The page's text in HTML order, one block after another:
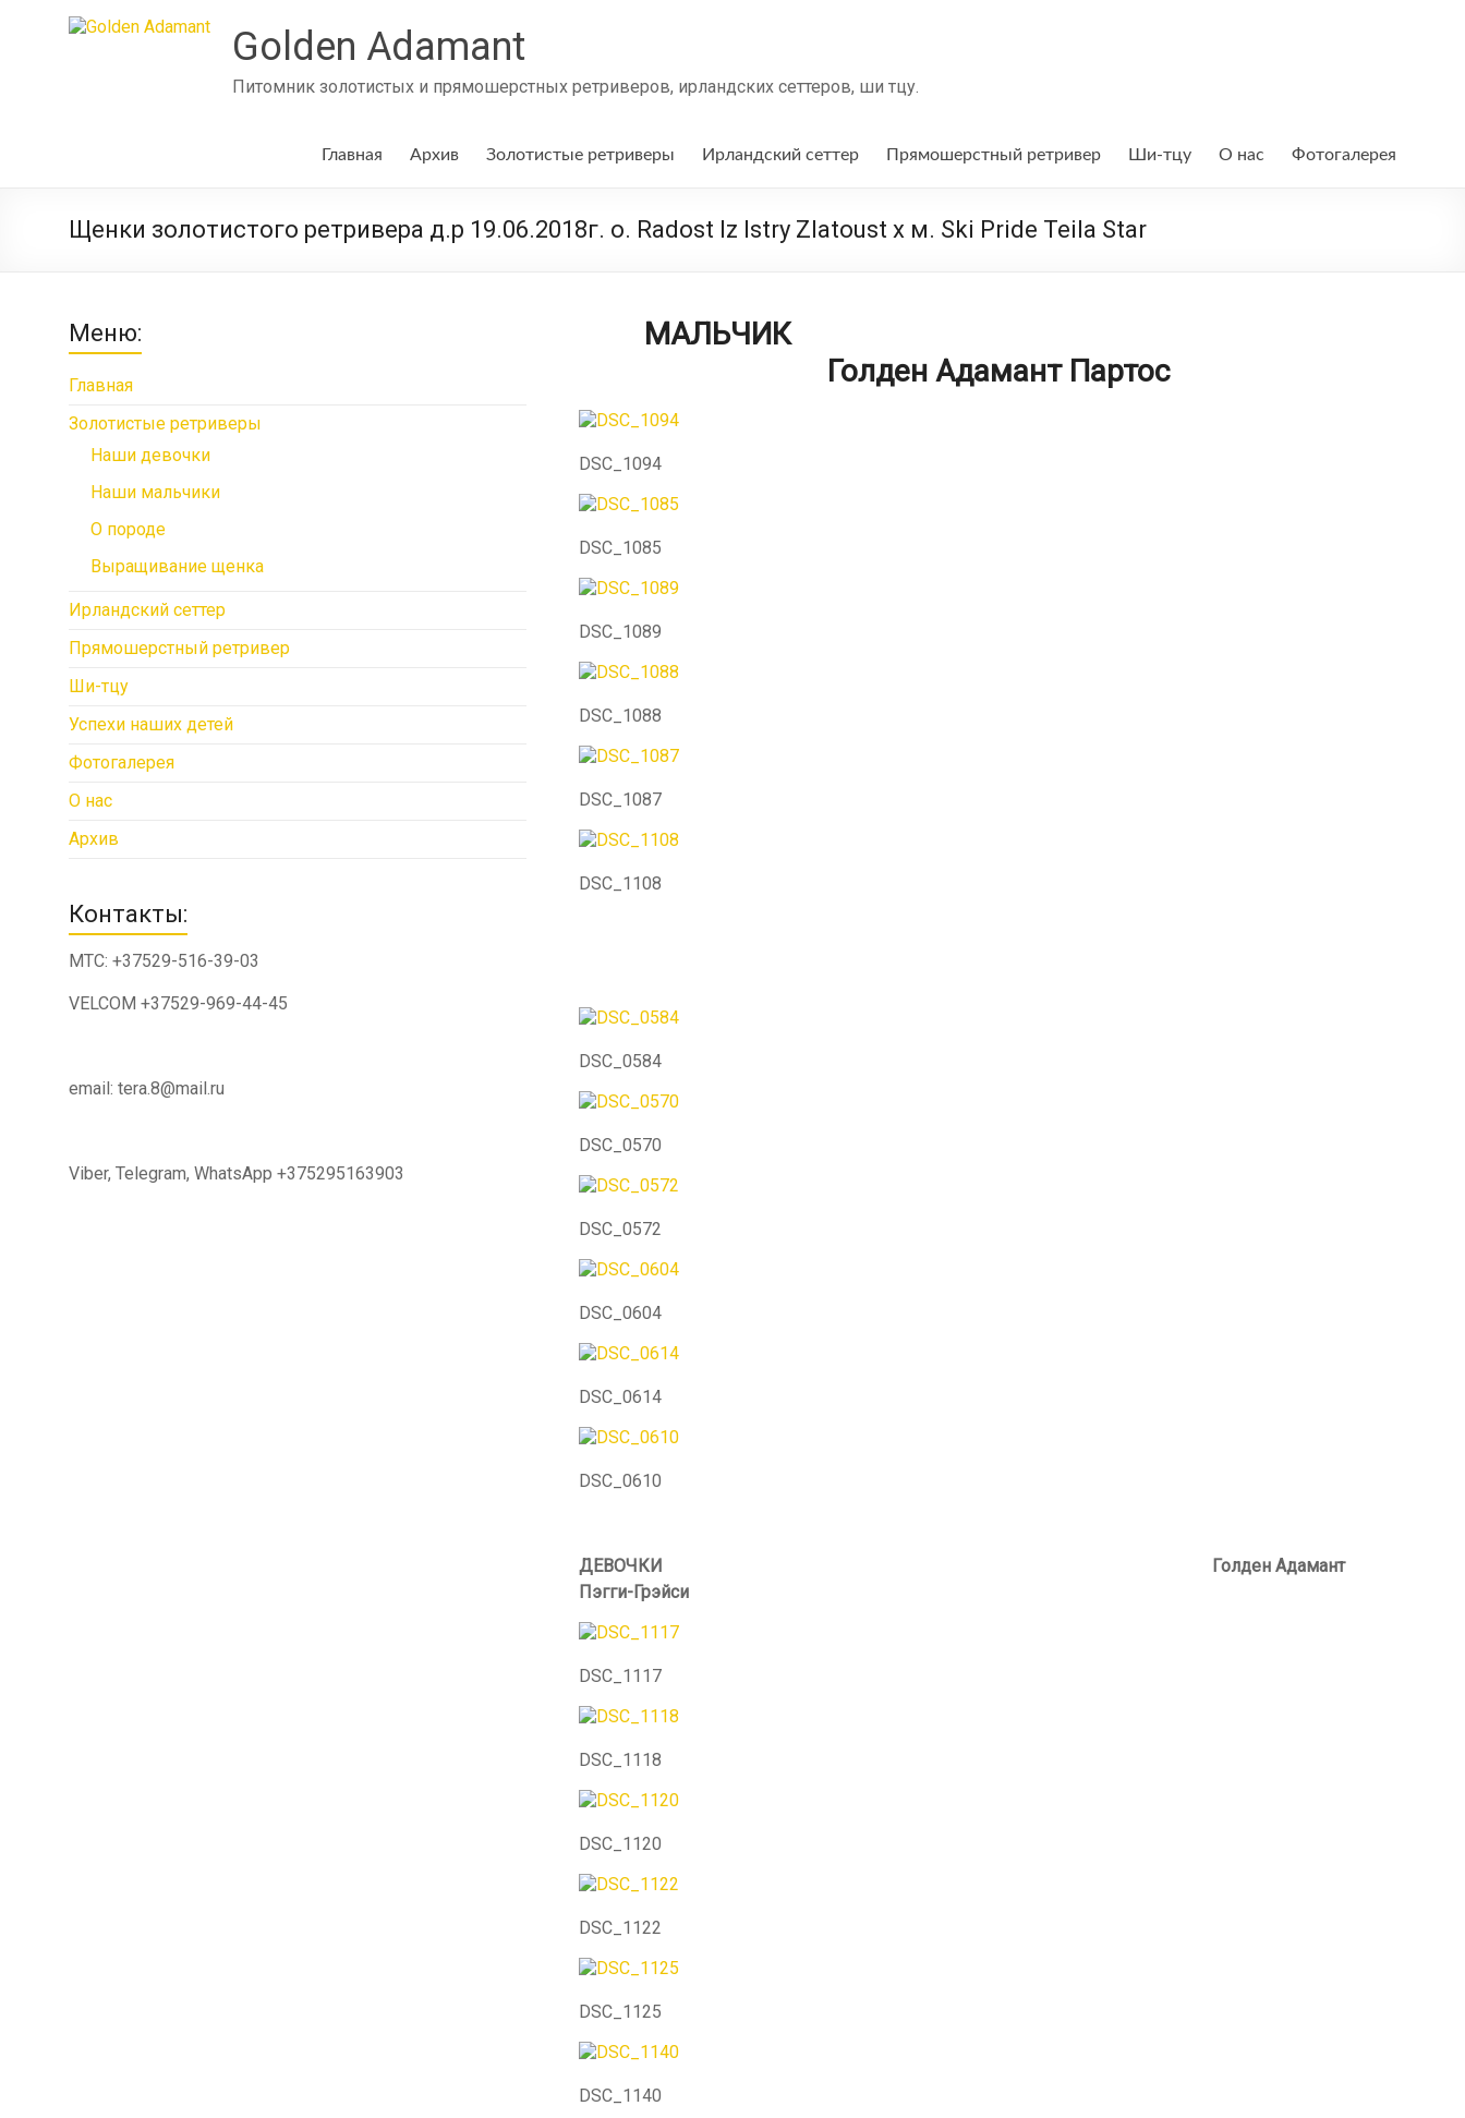
Golden Adamant
Питомник золотистых и прямошерстных ретриверов, ирландских сеттеров, ши тцу.
Главная Архив Золотистые ретриверы Ирландский сеттер Прямошерстный ретривер Ши-тцу О нас Фотогалерея
Щенки золотистого ретривера д.р 19.06.2018г. о. Radost Iz Istry Zlatoust x м. Ski Pride Teila Star
МАЛЬЧИК
Голден Адамант Партос
DSC_1094
DSC_1085
DSC_1089
DSC_1088
DSC_1087
DSC_1108
DSC_0584
DSC_0570
DSC_0572
DSC_0604
DSC_0614
DSC_0610
ДЕВОЧКИ Голден Адамант
Пэгги-Грэйси
DSC_1117
DSC_1118
DSC_1120
DSC_1122
DSC_1125
DSC_1140
Меню:
Главная
Золотистые ретриверы
Наши девочки
Наши мальчики
О породе
Выращивание щенка
Ирландский сеттер
Прямошерстный ретривер
Ши-тцу
Успехи наших детей
Фотогалерея
О нас
Архив
Контакты:
МТС: +37529-516-39-03
VELCOM +37529-969-44-45
email: tera.8@mail.ru
Viber, Telegram, WhatsApp +375295163903